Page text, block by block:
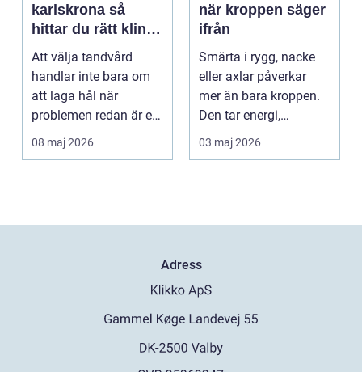
karlskrona så
hittar du rätt klinik
för långsiktig
munhälsa
Att välja tandvård
handlar inte bara om
att laga hål när
problemen redan är ett
faktum. Det handlar ...
08 maj 2026
när kroppen säger
ifrån
Smärta i rygg, nacke
eller axlar påverkar
mer än bara kroppen.
Den tar energi,
koncentration och
03 maj 2026
Adress